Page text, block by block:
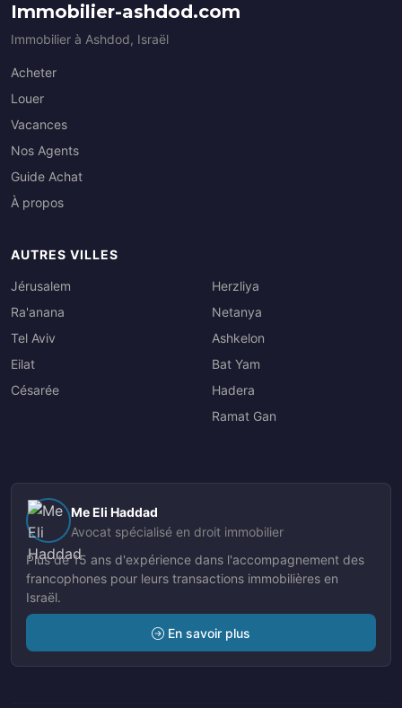
Immobilier-ashdod.com
Immobilier à Ashdod, Israël
Acheter
Louer
Vacances
Nos Agents
Guide Achat
À propos
AUTRES VILLES
Jérusalem
Ra'anana
Tel Aviv
Eilat
Césarée
Herzliya
Netanya
Ashkelon
Bat Yam
Hadera
Ramat Gan
Me Eli Haddad
Avocat spécialisé en droit immobilier
Plus de 15 ans d'expérience dans l'accompagnement des
francophones pour leurs transactions immobilières en
Israël.
En savoir plus